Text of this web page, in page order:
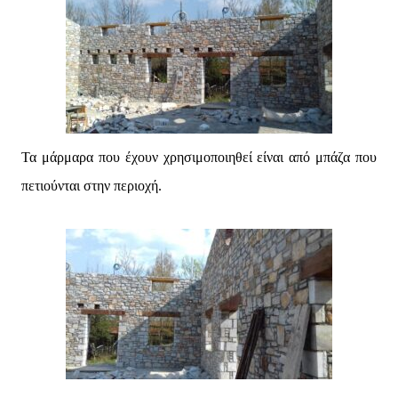
Τα μάρμαρα που έχουν χρησιμοποιηθεί είναι από μπάζα που
πετιούνται στην περιοχή.